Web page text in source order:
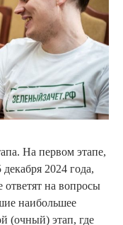
На первом этапе,
2024 года,
на вопросы
наибольшее
(очный) этап, где